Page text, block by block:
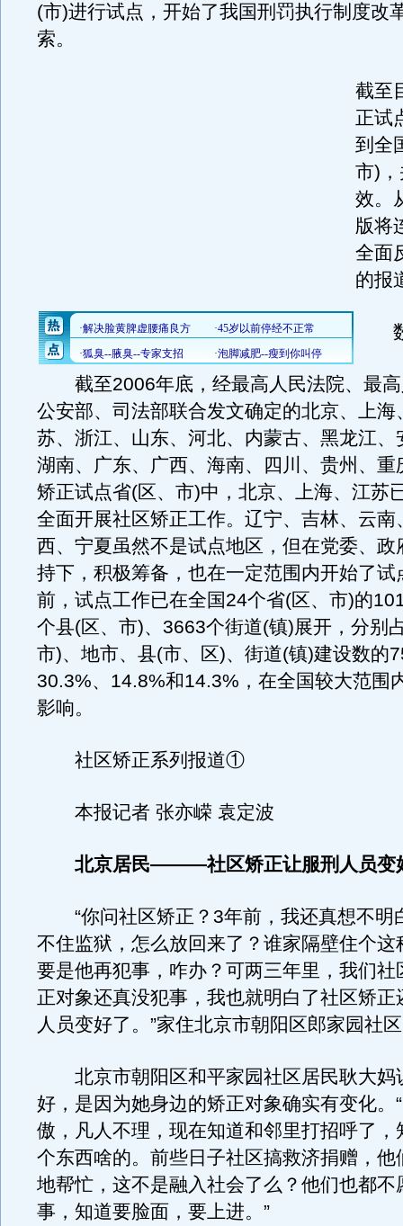
(市)进行试点，开始了我国刑罚执行制度改
索。
截至
正试
到全
市)
效。
版将
全面
的报
数
截至2006年底，经最高人民法院、最高
公安部、司法部联合发文确定的北京、上海
苏、浙江、山东、河北、内蒙古、黑龙江、
湖南、广东、广西、海南、四川、贵州、重
矫正试点省(区、市)中，北京、上海、江苏
全面开展社区矫正工作。辽宁、吉林、云南
西、宁夏虽然不是试点地区，但在党委、政
持下，积极筹备，也在一定范围内开始了试
前，试点工作已在全国24个省(区、市)的
个县(区、市)、3663个街道(镇)展开，分别
市)、地市、县(市、区)、街道(镇)建设数的
30.3%、14.8%和14.3%，在全国较大范围
影响。
社区矫正系列报道①
本报记者 张亦嵘 袁定波
北京居民———社区矫正让服刑人员变
“你问社区矫正？3年前，我还真想不明
不住监狱，怎么放回来了？谁家隔壁住个这
要是他再犯事，咋办？可两三年里，我们社
正对象还真没犯事，我也就明白了社区矫正
人员变好了。”家住北京市朝阳区郎家园社
北京市朝阳区和平家园社区居民耿大妈
好，是因为她身边的矫正对象确实有变化。
傲，凡人不理，现在知道和邻里打招呼了，
个东西啥的。前些日子社区搞救济捐赠，他
地帮忙，这不是融入社会了么？他们也都不
事，知道要脸面，要上进。”